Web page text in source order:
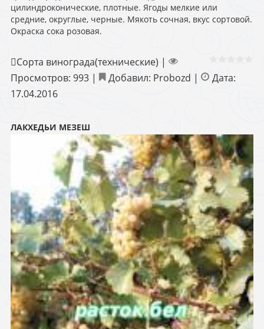
цилиндроконические, плотные. Ягоды мелкие или
средние, округлые, черные. Мякоть сочная, вкус сортовой.
Окраска сока розовая.
Сорта винограда(технические) |
Просмотров: 993 | Добавил: Probozd |
Дата:
17.04.2016
ЛАКХЕДЬИ МЕЗЕШ